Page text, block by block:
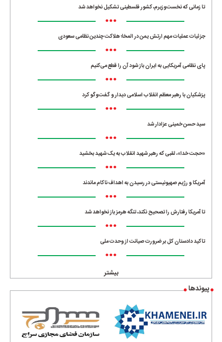
تا زمانی که نخست‌وزیرم، کشور فلسطینی تشکیل نخواهد شد
•••
جزئیات عملیات مهم ارتش یمن در المخا؛ هلاکت چندین نظامی سعودی
•••
پای نظامی آمریکایی به ایران باز شود آن را قطع می‌کنیم
•••
پزشکیان با رهبر معظم انقلاب اسلامی دیدار و گفت‌وگو کرد
•••
سید حسن خمینی عزادار شد
•••
«حجت خدا»، لقبی که رهبر شهید انقلاب به یک شهید بخشید
•••
آمریکا و رژیم صهیونیستی در رسیدن به اهداف ناکام ماندند
•••
تا آمریکا رفتارش را تصحیح نکند، تنگه هرمز باز نخواهد شد
•••
تاکید دادستان کل بر ضرورت صیانت از وحدت ملی
•••
بیشتر
پیوندها